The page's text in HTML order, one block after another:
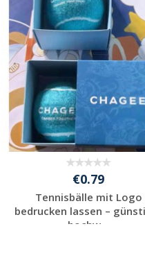
€0.79
Tennisbälle mit Logo
bedrucken lassen –
hochw...